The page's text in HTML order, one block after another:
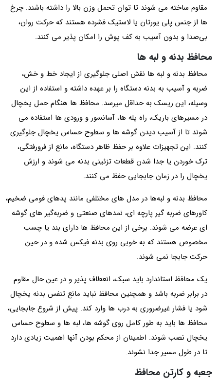
مقاوم ساخته می شوند تا توان تحمل وزن بالا را داشته باشند. چرخ‌
ها از جنس پلی یورتان یا لاستیک فشرده هستند که حرکت روان،
بی‌صدا و بدون آسیب به کف‌ پوش را امکان پذیر می کنند.
محافظ بدنه و لبه ها
محافظ بدنه و لبه‌ ها نقش اصلی جلوگیری از ایجاد خط و خش،
ضربه و آسیب به بدنه دستگاه را بر عهده داشته و استفاده از این
وسیله، این ریسک به حداقل میرسد. محافظ‌ ها هنگام حمل یخچال
در مسیرهای باریک، راه پله‌ ها، آسانسور و ورودی‌ ها استفاده می
شوند تا از آسیب دیدن گوشه‌ ها و سطوح حساس یخچال جلوگیری
کنند. این تجهیزات علاوه بر حفظ ظاهر دستگاه، مانع از فرورفتگی،
ترک خوردن یا جدا شدن قطعات تزئینی بدنه می شوند و ارزش
یخچال را در زمان جابجایی حفظ می کنند.
محافظ بدنه و لبه‌ها در مدل‌ های مختلفی مانند پدهای فومی ضخیم،
کاورهای ضربه گیر پارچه ای، نمدهای صنعتی و ضربه‌گیر های گوشه
ای عرضه می شوند. برخی از این محافظ‌ ها دارای بند یا چسب
مخصوص هستند که به‌ خوبی روی بدنه فیکس شده و در حین
حرکت جابجا نمی شوند.
یک محافظ استاندارد باید سبک، انعطاف پذیر و در عین حال مقاوم
در برابر ضربه باشد و همچنین محافظ نباید مانع تنفس بدنه یخچال
شود یا فشار غیرضروری به درب‌ ها وارد کند. پیش از شروع جابجایی،
محافظ‌ ها باید به‌ طور کامل روی گوشه‌ ها، لبه‌ ها و سطوح حساس
یخچال نصب شوند. اطمینان از محکم بودن آنها اهمیت زیادی دارد
تا در طول مسیر جدا نشوند.
جعبه و کارتن محافظ